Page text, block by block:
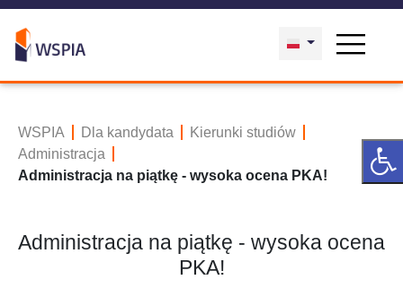
WSPIA Dla kandydata
Kierunki studiów
Administracja
Administracja na piątkę - wysoka ocena PKA!
Administracja na piątkę - wysoka ocena
PKA!